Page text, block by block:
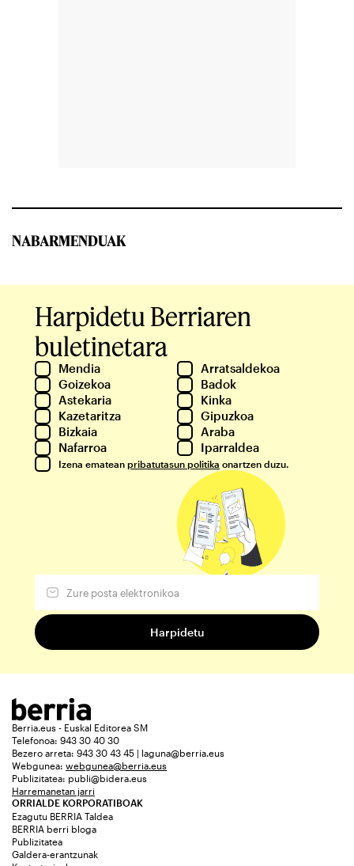
NABARMENDUAK
Harpidetu Berriaren
buletinetara
Mendia
Arratsaldekoa
Goizekoa
Badok
Astekaria
Kinka
Kazetaritza
Gipuzkoa
Bizkaia
Araba
Nafarroa
Iparraldea
Izena ematean pribatutasun politika onartzen duzu.
Berria.eus - Euskal Editorea SM
Telefonoa: 943 30 40 30
Bezero arreta: 943 30 43 45 | laguna@berria.eus
Webgunea: webgunea@berria.eus
Publizitatea: publi@bidera.eus
Harremanetan jarri
ORRIALDE KORPORATIBOAK
Ezagutu BERRIA Taldea
BERRIA berri bloga
Publizitatea
Galdera-erantzunak